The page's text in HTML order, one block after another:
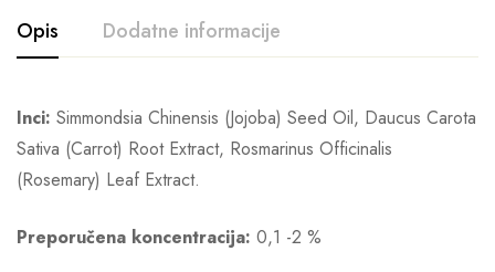
Opis Dodatne informacije
Inci: Simmondsia Chinensis (Jojoba) Seed Oil, Daucus Carota
Sativa (Carrot) Root Extract, Rosmarinus Officinalis
(Rosemary) Leaf Extract.
Preporučena koncentracija: 0,1 -2 %